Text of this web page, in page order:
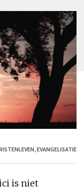
EVANGELISATIE
is niet